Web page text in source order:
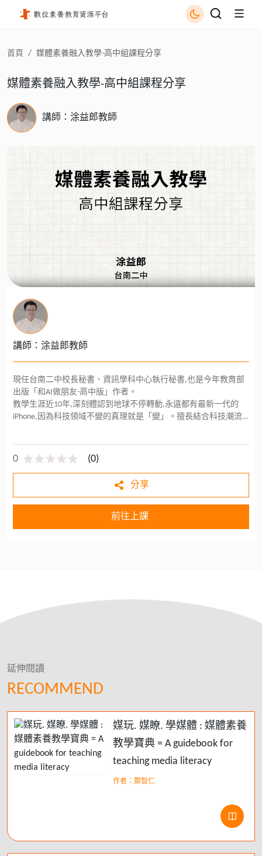
媒體素養融入教學-高中組課程分享 - 國立公共資訊圖書館
首頁 媒體素養融入教學-高中組課程分享
媒體素養融入教學-高中組課程分享
講師：涂益郎教師
講師：涂益郎教師
現任台南二中校長秘書、資訊學科中心執行秘書,也是今年教育部
出版「和AI做朋友-高中版」作者。
教學生涯近10年,深刻體認到地球不停轉動,永遠都有最新一代的
iPhone,因為科技領域不變的真理就是「變」。擅長結合科技潮流
0 (0)
分享
前往上課
RECOMMEND
延伸閱讀
媒玩. 媒瞭. 學媒體 : 媒體素養
教學寶典 = A guidebook for
teaching media literacy
作者：鄭智仁